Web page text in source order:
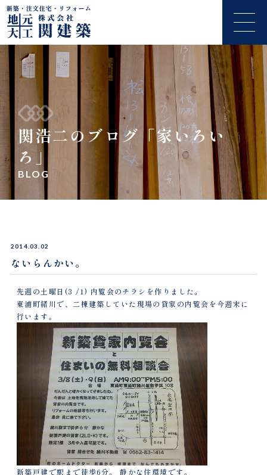
関浩二のブログ「家いろい
ろ」
BLOG
2014.03.02
ないらんかい。
先週の土曜日(3 /1) 内覧会のチラシを作りました。
東浦町緒川で、二棟建築していた現場の貸家の内覧会を今週末に
行います。
新築戸建で駅まで徒歩6分。 静かな住環境です。